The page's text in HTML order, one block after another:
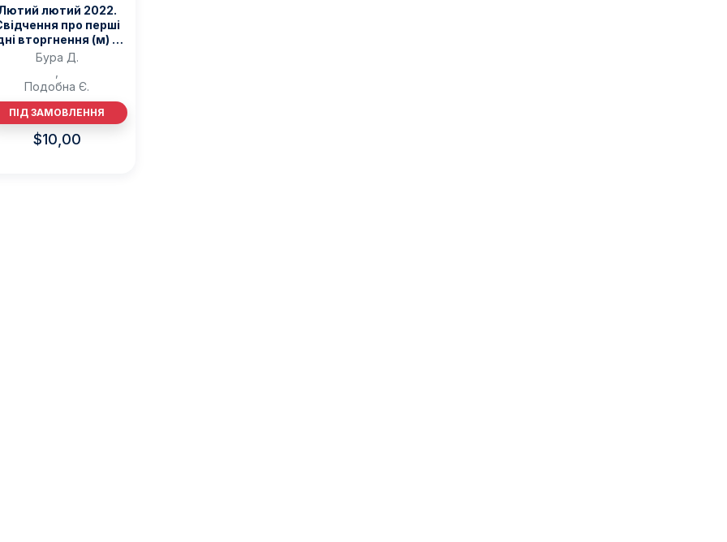
Сучасна українська проза
Українська класика
Світова класика
Зарубіжні письменники
Проза
Романи
Поезія та драматургія
Детективи
Жахи та трилери
лютий 2022.
про перші
вторгнення (м) –
Бура Д., Подобна Є. –
Фоліо
Бура Д.
Подобна Є.
ПІД ЗАМОВЛЕННЯ
$10,00